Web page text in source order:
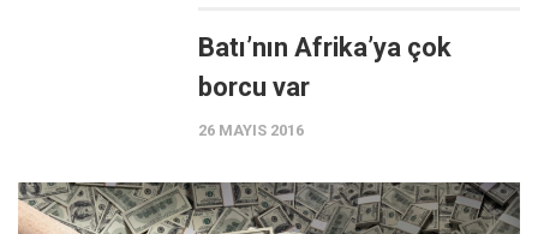
Abone olmak istiyorum
Satış noktası listesi
Eksik sayıların temini
Batı’nın Afrika’ya çok
borcu var
26 MAYIS 2016